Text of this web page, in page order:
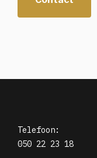
Telefoon:
050 22 23 18